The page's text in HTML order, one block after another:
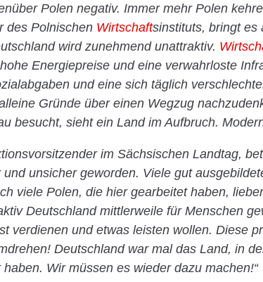
Polen negativ. Immer mehr Polen
des Polnischen Wirtschaftsinstituts, bringt es
wird zunehmend unattraktiv.
Energiepreise und eine verwahrloste
und eine sich täglich
Gründe über einen Wegzug
besucht, sieht ein Land im Aufbruch.
im Sächsischen Landtag,
unsicher geworden. Viele gut
viele Polen, die hier gearbeitet haben,
Deutschland mittlerweile für Menschen
verdienen und etwas leisten wollen. Diese
Deutschland war mal das Land, in
Wir müssen es wieder dazu machen!“